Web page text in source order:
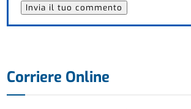
Corriere Online